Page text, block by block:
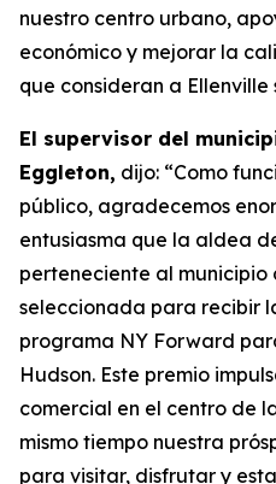
nuestro centro urbano,
económico y mejorar la
que consideran a Ellenville
El supervisor del
Eggleton, dijo: “Como
público, agradecemos
entusiasma que la aldea
perteneciente al municipio
seleccionada para recibir
programa NY Forward
Hudson. Este premio
comercial en el centro de
mismo tiempo nuestra
para visitar, disfrutar y